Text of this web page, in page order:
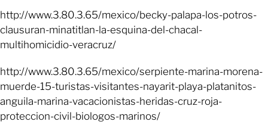
http://www.3.80.3.65/mexico/becky-palapa-los-potros-
clausuran-minatitlan-la-esquina-del-chacal-
multihomicidio-veracruz/
http://www.3.80.3.65/mexico/serpiente-marina-morena-
muerde-15-turistas-visitantes-nayarit-playa-platanitos-
anguila-marina-vacacionistas-heridas-cruz-roja-
proteccion-civil-biologos-marinos/